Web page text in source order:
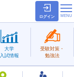
ログイン
大学
入試情報
受験対策・
勉強法